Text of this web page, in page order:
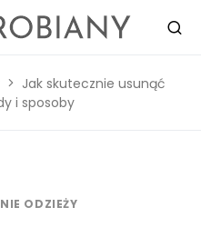
Jak skutecznie usunąć
i sposoby
ODZIEŻY